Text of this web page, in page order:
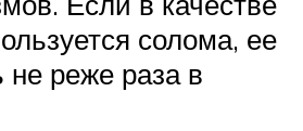
солома, ее
реже раза в